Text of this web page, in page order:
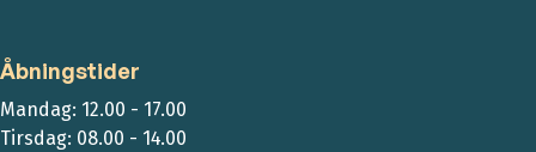
Åbningstider
Mandag: 12.00 - 17.00
Tirsdag: 08.00 - 14.00